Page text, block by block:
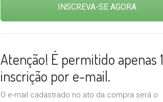
INSCREVA-SE AGORA
Atenção! É permitido apenas 1
inscrição por e-mail.
O e-mail cadastrado no ato da compra será o